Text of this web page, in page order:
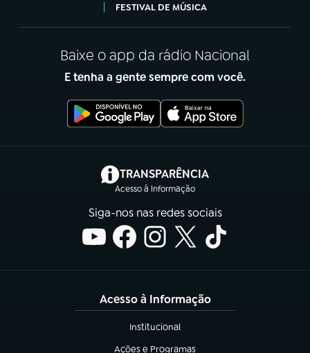
FESTIVAL DE MÚSICA
Baixe o app da rádio Nacional
E tenha a gente sempre com você.
TRANSPARÊNCIA
Acesso à Informação
(abre em nova aba)
Siga-nos nas redes sociais
Acesso à Informação
Institucional
(abre em nova aba)
Ações e Programas